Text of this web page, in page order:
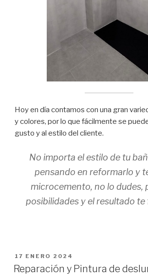
Hoy en día contamos con una gran
y colores, por lo que fácilmente se
gusto y al estilo del cliente.
No importa el estilo de tu
pensando en reformarlo y
microcemento, no lo dudes,
posibilidades y el resultado
PUBLICADO
EL
17 ENERO 2024
Reparación y Pintura de